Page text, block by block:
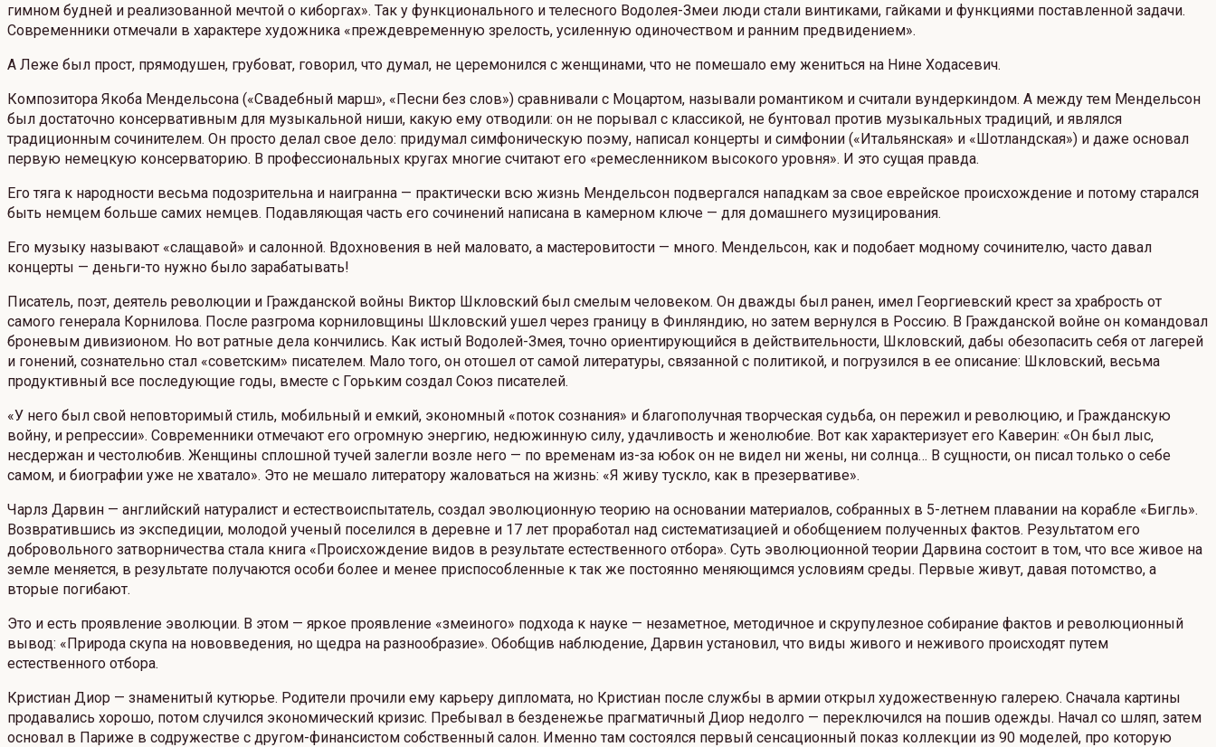
гимном будней и реализованной мечтой о киборгах». Так у функционального и телесного Водолея-Змеи люди стали винтиками, гайками и функциями поставленной задачи.
Современники отмечали в характере художника «преждевременную зрелость, усиленную одиночеством и ранним предвидением».
А Леже был прост, прямодушен, грубоват, говорил, что думал, не церемонился с женщинами, что не помешало ему жениться на Нине Ходасевич.
Композитора Якоба Мендельсона («Свадебный марш», «Песни без слов») сравнивали с Моцартом, называли романтиком и считали вундеркиндом. А между тем Мендельсон
был достаточно консервативным для музыкальной ниши, какую ему отводили: он не порывал с классикой, не бунтовал против музыкальных традиций, и являлся
традиционным сочинителем. Он просто делал свое дело: придумал симфоническую поэму, написал концерты и симфонии («Итальянская» и «Шотландская») и даже основал
первую немецкую консерваторию. В профессиональных кругах многие считают его «ремесленником высокого уровня». И это сущая правда.
Его тяга к народности весьма подозрительна и наигранна — практически всю жизнь Мендельсон подвергался нападкам за свое еврейское происхождение и потому старался
быть немцем больше самих немцев. Подавляющая часть его сочинений написана в камерном ключе — для домашнего музицирования.
Его музыку называют «слащавой» и салонной. Вдохновения в ней маловато, а мастеровитости — много. Мендельсон, как и подобает модному сочинителю, часто давал
концерты — деньги-то нужно было зарабатывать!
Писатель, поэт, деятель революции и Гражданской войны Виктор Шкловский был смелым человеком. Он дважды был ранен, имел Георгиевский крест за храбрость от
самого генерала Корнилова. После разгрома корниловщины Шкловский ушел через границу в Финляндию, но затем вернулся в Россию. В Гражданской войне он командовал
броневым дивизионом. Но вот ратные дела кончились. Как истый Водолей-Змея, точно ориентирующийся в действительности, Шкловский, дабы обезопасить себя от лагерей
и гонений, сознательно стал «советским» писателем. Мало того, он отошел от самой литературы, связанной с политикой, и погрузился в ее описание: Шкловский, весьма
продуктивный все последующие годы, вместе с Горьким создал Союз писателей.
«У него был свой неповторимый стиль, мобильный и емкий, экономный «поток сознания» и благополучная творческая судьба, он пережил и революцию, и Гражданскую
войну, и репрессии». Современники отмечают его огромную энергию, недюжинную силу, удачливость и женолюбие. Вот как характеризует его Каверин: «Он был лыс,
несдержан и честолюбив. Женщины сплошной тучей залегли возле него — по временам из-за юбок он не видел ни жены, ни солнца… В сущности, он писал только о себе
самом, и биографии уже не хватало». Это не мешало литератору жаловаться на жизнь: «Я живу тускло, как в презервативе».
Чарлз Дарвин — английский натуралист и естествоиспытатель, создал эволюционную теорию на основании материалов, собранных в 5-летнем плавании на корабле «Бигль».
Возвратившись из экспедиции, молодой ученый поселился в деревне и 17 лет проработал над систематизацией и обобщением полученных фактов. Результатом его
добровольного затворничества стала книга «Происхождение видов в результате естественного отбора». Суть эволюционной теории Дарвина состоит в том, что все живое на
земле меняется, в результате получаются особи более и менее приспособленные к так же постоянно меняющимся условиям среды. Первые живут, давая потомство, а
вторые погибают.
Это и есть проявление эволюции. В этом — яркое проявление «змеиного» подхода к науке — незаметное, методичное и скрупулезное собирание фактов и революционный
вывод: «Природа скупа на нововведения, но щедра на разнообразие». Обобщив наблюдение, Дарвин установил, что виды живого и неживого происходят путем
естественного отбора.
Кристиан Диор — знаменитый кутюрье. Родители прочили ему карьеру дипломата, но Кристиан после службы в армии открыл художественную галерею. Сначала картины
продавались хорошо, потом случился экономический кризис. Пребывал в безденежье прагматичный Диор недолго — переключился на пошив одежды. Начал со шляп, затем
основал в Париже в содружестве с другом-финансистом собственный салон. Именно там состоялся первый сенсационный показ коллекции из 90 моделей, про которую